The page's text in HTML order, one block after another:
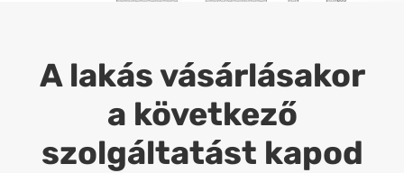
A lakás vásárlásakor
a következő
szolgáltatást kapod